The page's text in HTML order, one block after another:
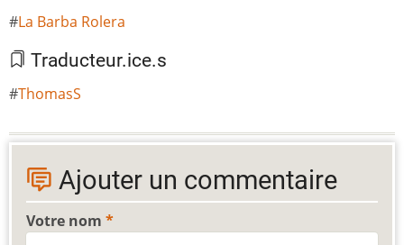
La Barba Rolera
Traducteur.ice.s
ThomasS
Ajouter un commentaire
Votre nom